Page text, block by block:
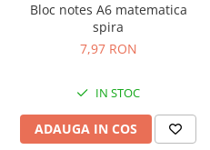
Bloc notes A6 matematica
spira
7,97 RON
IN STOC
ADAUGA IN COS